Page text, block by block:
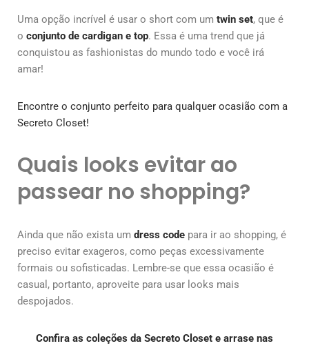
Uma opção incrível é usar o short com um twin set, que é
o conjunto de cardigan e top. Essa é uma trend que já
conquistou as fashionistas do mundo todo e você irá
amar!
Encontre o conjunto perfeito para qualquer ocasião com a
Secreto Closet!
Quais looks evitar ao
passear no shopping?
Ainda que não exista um dress code para ir ao shopping, é
preciso evitar exageros, como peças excessivamente
formais ou sofisticadas. Lembre-se que essa ocasião é
casual, portanto, aproveite para usar looks mais
despojados.
Confira as coleções da Secreto Closet e arrase nas